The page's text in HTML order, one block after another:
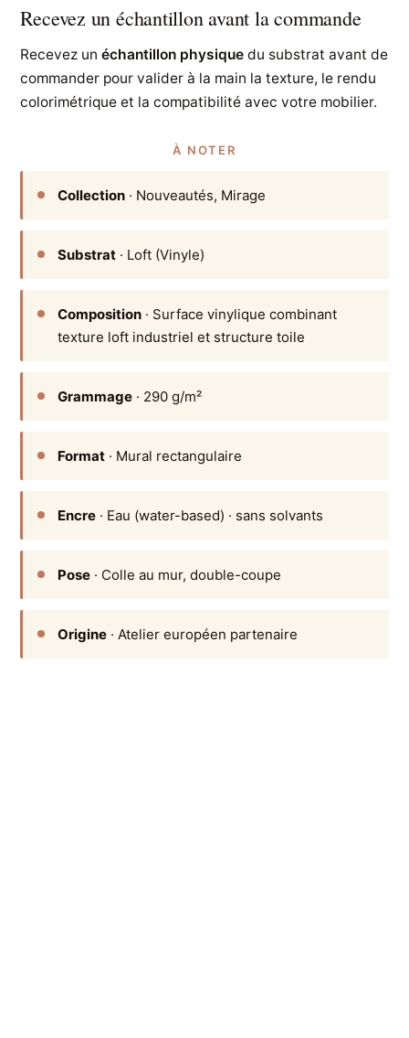
Recevez un échantillon avant la commande
Recevez unéchantillon physique du substrat avant de
commander pour valider à la main la texture, le rendu
colorimétrique et la compatibilité avec votre mobilier.
À NOTER
Collection · Nouveautés, Mirage
Substrat · Loft (Vinyle)
Composition · Surface vinylique combinant
texture loft industriel et structure toile
Grammage · 290 g/m²
Format · Mural rectangulaire
Encre · Eau (water-based) · sans solvants
Pose · Colle au mur, double-coupe
Origine · Atelier européen partenaire